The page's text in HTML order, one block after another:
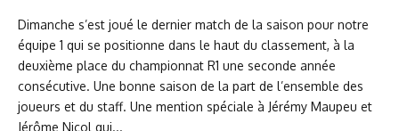
Dimanche s’est joué le dernier match de la saison pour notre
équipe 1 qui se positionne dans le haut du classement, à la
deuxième place du championnat R1 une seconde année
consécutive. Une bonne saison de la part de l’ensemble des
joueurs et du staff. Une mention spéciale à Jérémy Maupeu et
Jérôme Nicol qui...